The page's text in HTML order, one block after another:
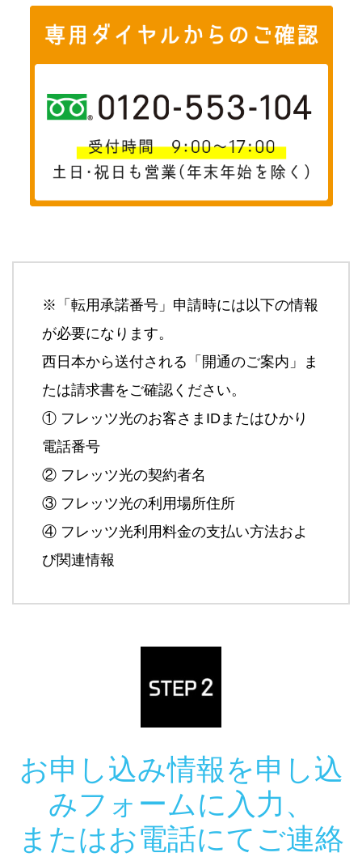
※「転用承諾番号」申請時には以下の情報
が必要になります。
西日本から送付される「開通のご案内」ま
たは請求書をご確認ください。
① フレッツ光のお客さまIDまたはひかり
電話番号
② フレッツ光の契約者名
③ フレッツ光の利用場所住所
④ フレッツ光利用料金の支払い方法およ
び関連情報
お申し込み情報を申し込
みフォームに入力、
またはお電話にてご連絡